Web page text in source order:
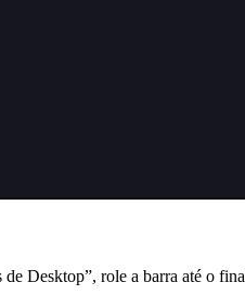
Desktop”, role a barra até o